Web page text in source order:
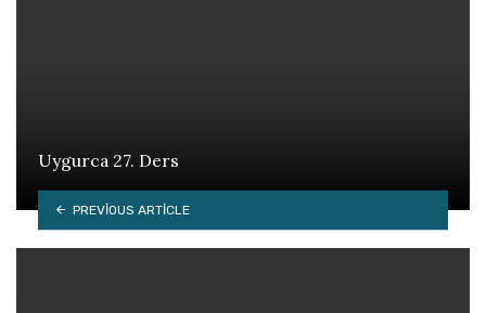
Uygurca 27. Ders
PREVIOUS ARTICLE